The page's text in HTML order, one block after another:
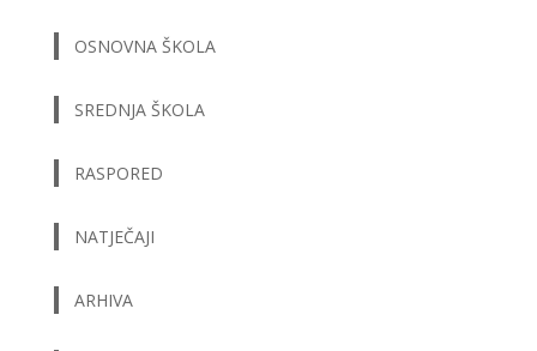
OSNOVNA ŠKOLA
SREDNJA ŠKOLA
RASPORED
NATJEČAJI
ARHIVA